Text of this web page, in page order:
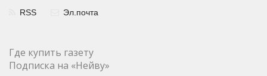
RSS Эл.почта
Где купить газету
Подписка на «Нейву»